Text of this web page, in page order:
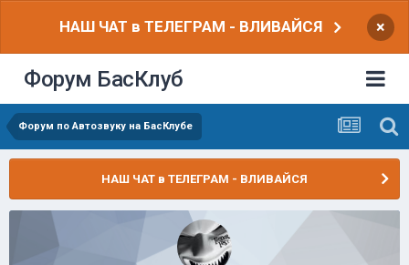
НАШ ЧАТ в ТЕЛЕГРАМ - ВЛИВАЙСЯ ×
Форум БасКлуб
Форум по Автозвуку на БасКлубе
НАШ ЧАТ в ТЕЛЕГРАМ - ВЛИВАЙСЯ